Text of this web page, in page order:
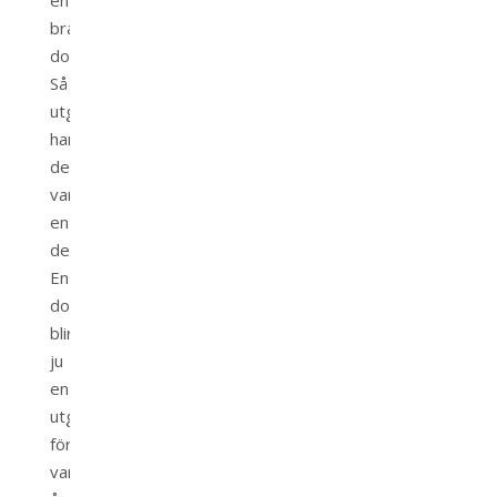
bra
domän…
Så
utgifter
har
det
varit
en
del.
En
domän
blir
ju
en
utgift
för
varje